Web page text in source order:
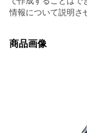
情報について説明さ
商品画像